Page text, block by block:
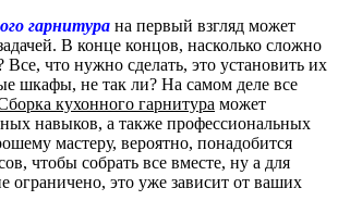
гарнитура на первый взгляд может
В конце концов, насколько сложно
Все, что нужно сделать, это установить их
шкафы, не так ли? На самом деле все
кухонного гарнитура может
навыков, а также профессиональных
мастеру, вероятно, понадобится
чтобы собрать все вместе, ну а для
ограничено, это уже зависит от ваших